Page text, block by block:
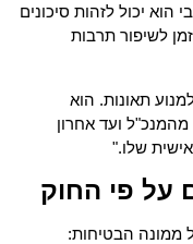
יכול לזהות סיכונים
לשיפור תרבות
תאונות. הוא
ועד אחרון
שלו."
על פי החוק
ממונה הבטיחות: